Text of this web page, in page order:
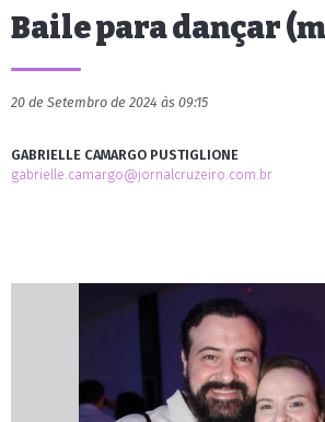
Baile para dançar
20 de Setembro de 2024 às 09:15
GABRIELLE CAMARGO PUSTIGLIONE
gabrielle.camargo@jornalcruzeiro.com.br